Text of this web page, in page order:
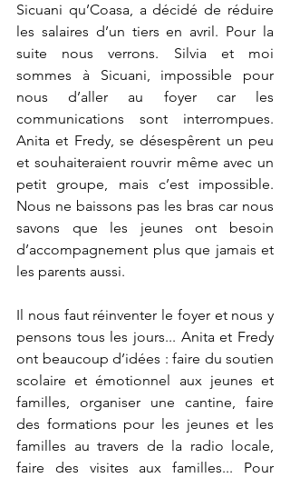
Sicuani qu’Coasa, a décidé de réduire
les salaires d’un tiers en avril. Pour la
suite nous verrons. Silvia et moi
sommes à Sicuani, impossible pour
nous d’aller au foyer car les
communications sont interrompues.
Anita et Fredy, se désespêrent un peu
et souhaiteraient rouvrir même avec un
petit groupe, mais c’est impossible.
Nous ne baissons pas les bras car nous
savons que les jeunes ont besoin
d’accompagnement plus que jamais et
les parents aussi.
Il nous faut réinventer le foyer et nous y
pensons tous les jours... Anita et Fredy
ont beaucoup d’idées : faire du soutien
scolaire et émotionnel aux jeunes et
familles, organiser une cantine, faire
des formations pour les jeunes et les
familles au travers de la radio locale,
faire des visites aux familles... Pour